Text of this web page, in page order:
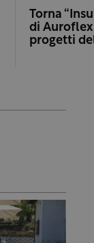
Torna
di
progetti